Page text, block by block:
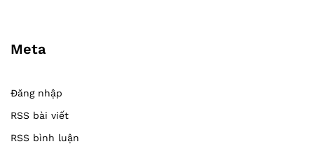
Meta
Đăng nhập
RSS bài viết
RSS bình luận